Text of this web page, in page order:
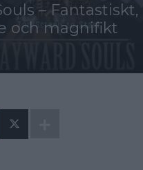
– Fantastiskt,
och magnifikt